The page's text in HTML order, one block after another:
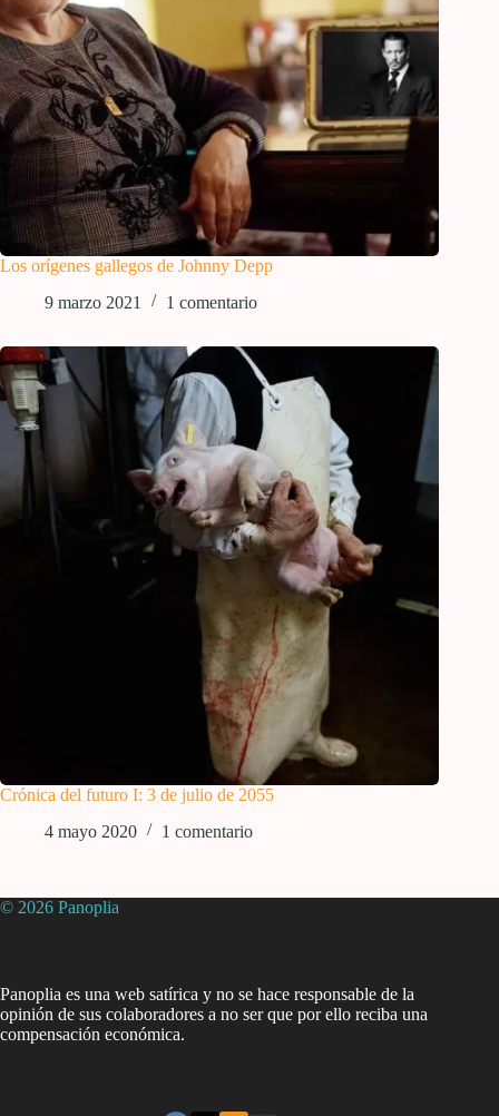
Los orígenes gallegos de Johnny Depp
9 marzo 2021
1 comentario
Crónica del futuro I: 3 de julio de 2055
4 mayo 2020
1 comentario
© 2026 Panoplia
Panoplia es una web satírica y no se hace responsable de la
opinión de sus colaboradores a no ser que por ello reciba una
compensación económica.